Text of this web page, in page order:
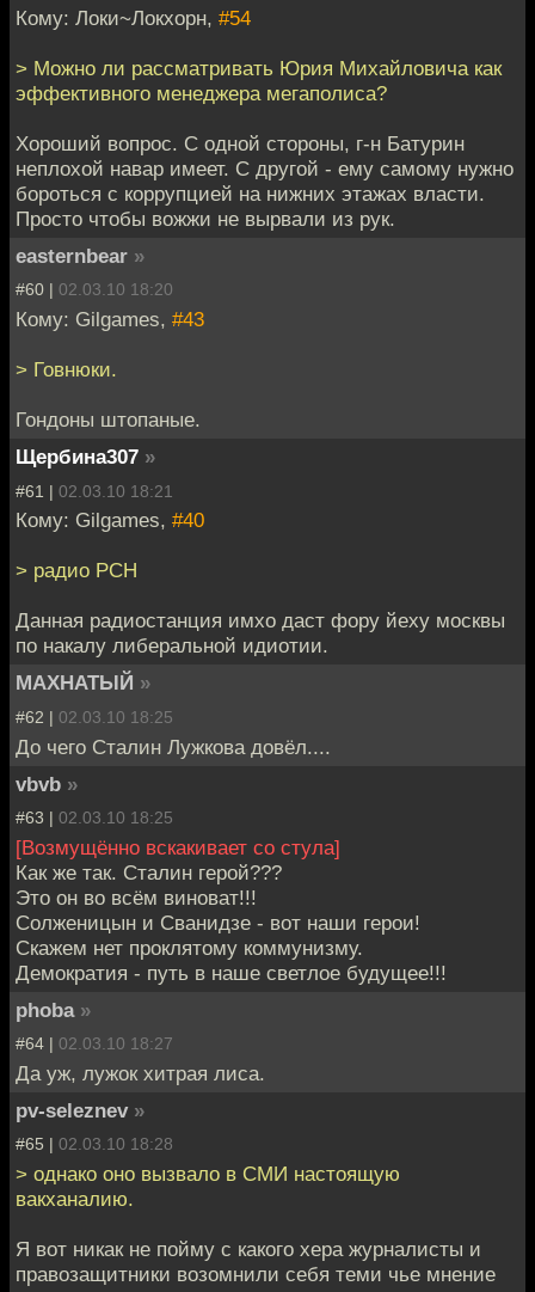
Кому: Локи~Локхорн, #54
> Можно ли рассматривать Юрия Михайловича как
эффективного менеджера мегаполиса?
Хороший вопрос. С одной стороны, г-н Батурин
неплохой навар имеет. С другой - ему самому нужно
бороться с коррупцией на нижних этажах власти.
Просто чтобы вожжи не вырвали из рук.
easternbear »
#60 | 02.03.10 18:20
Кому: Gilgames, #43
> Говнюки.
Гондоны штопаные.
Щербина307 »
#61 | 02.03.10 18:21
Кому: Gilgames, #40
> радио РСН
Данная радиостанция имхо даст фору йеху москвы
по накалу либеральной идиотии.
МАХНАТЫЙ »
#62 | 02.03.10 18:25
До чего Сталин Лужкова довёл....
vbvb »
#63 | 02.03.10 18:25
[Возмущённо вскакивает со стула]
Как же так. Сталин герой???
Это он во всём виноват!!!
Солженицын и Сванидзе - вот наши герои!
Скажем нет проклятому коммунизму.
Демократия - путь в наше светлое будущее!!!
phoba »
#64 | 02.03.10 18:27
Да уж, лужок хитрая лиса.
pv-seleznev »
#65 | 02.03.10 18:28
> однако оно вызвало в СМИ настоящую
вакханалию.
Я вот никак не пойму с какого хера журналисты и
правозащитники возомнили себя теми чье мнение